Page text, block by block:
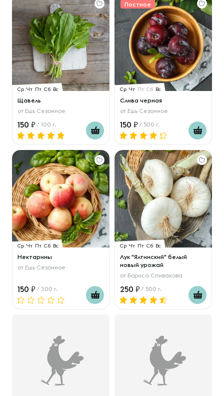
Ср Чт Пт Сб Вс
Щавель
от Ешь Сезонное
150 / 100 г.
Постное
Ср Чт Пт Сб Вс
Слива черная
от Ешь Сезонное
150 / 500 г.
Ср Чт Пт Сб Вс
Нектарины
от Ешь Сезонное
150 / 300 г.
Ср Чт Пт Сб Вс
Лук "Ялтинский" белый
новый урожай
от Бориса Спивакова
250 / 500 г.